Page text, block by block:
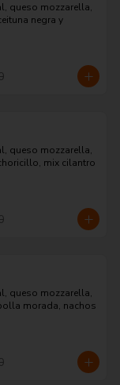
queso mozzarella,
negra y
queso mozzarella,
mix cilantro
queso mozzarella,
morada, nachos